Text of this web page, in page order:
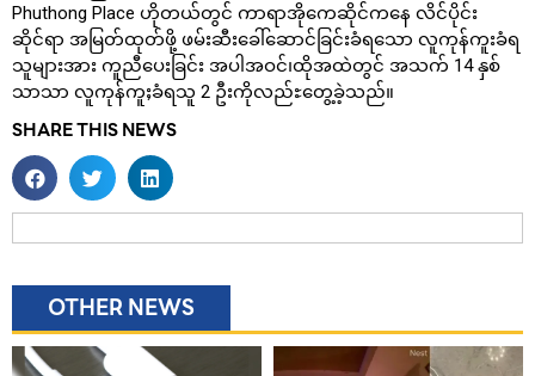
Phuthong Place ဟိုတယ်တွင် ကာရာအိုကေဆိုင်ကနေ လိင်ပိုင်း
ဆိုင်ရာ အမြတ်ထုတ်ဖို့ ဖမ်းဆီးခေါ်ဆောင်ခြင်းခံရသော လူကုန်ကူးခံရ
သူများအား ကူညီပေးခြင်း အပါအဝင်၊ထိုအထဲတွင် အသက် 14 နှစ်
သာသာ လူကုန်ကူႈခံရသူ 2 ဦးကိုလည်ႊတွေ့ခဲ့သည်။
SHARE THIS NEWS
OTHER NEWS